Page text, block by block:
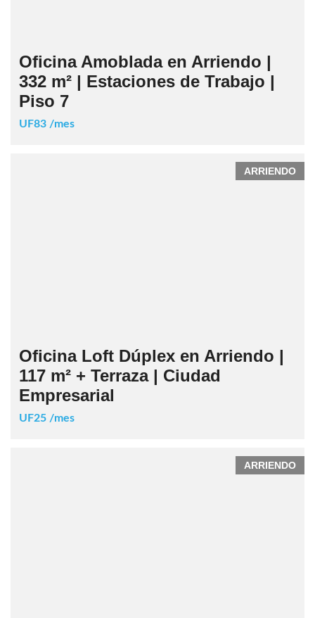
Oficina Amoblada en Arriendo |
332 m² | Estaciones de Trabajo |
Piso 7
UF83 /mes
ARRIENDO
Oficina Loft Dúplex en Arriendo |
117 m² + Terraza | Ciudad
Empresarial
UF25 /mes
ARRIENDO